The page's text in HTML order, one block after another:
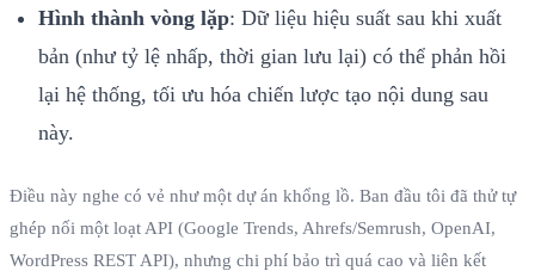
Hình thành vòng lặp: Dữ liệu hiệu suất sau khi xuất
bản (như tỷ lệ nhấp, thời gian lưu lại) có thể phản hồi
lại hệ thống, tối ưu hóa chiến lược tạo nội dung sau
này.
Điều này nghe có vẻ như một dự án khổng lồ. Ban đầu tôi đã thử tự
ghép nối một loạt API (Google Trends, Ahrefs/Semrush, OpenAI,
WordPress REST API), nhưng chi phí bảo trì quá cao và liên kết